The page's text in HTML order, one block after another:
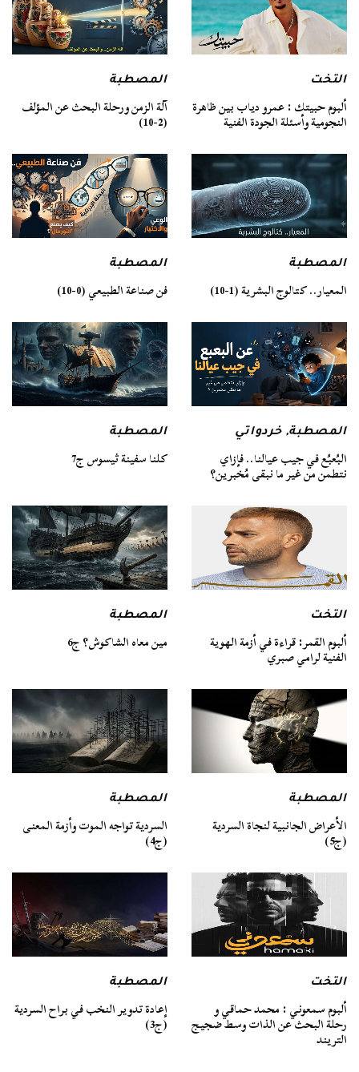
التخت
ألبوم حبيتك : عمرو دياب بين ظاهرة
النجومية وأسئلة الجودة الفنية
المصطبة
آلة الزمن ورحلة البحث عن المؤلف
(2-10)
المصطبة
المعيار.. كتالوج البشرية (1-10)
المصطبة
فن صناعة الطبيعي (0-10)
المصطبة,خردواتي
البُعبُع في جيب عيالنا.. فإزاي
نتطمن من غير ما نبقى مُخبرين؟
المصطبة
كلنا سفينة ثيسوس ج7
التخت
ألبوم القمر: قراءة في أزمة الهوية
الفنية لرامي صبري
المصطبة
مين معاه الشاكوش؟ ج6
المصطبة
الأعراض الجانبية لنجاة السردية
(ج5)
المصطبة
السردية تواجه الموت وأزمة المعنى
(ج4)
التخت
ألبوم سمعوني : محمد حماقي و
رحلة البحث عن الذات وسط ضجيج
التريند
المصطبة
إعادة تدوير النخب في براح السردية
(ج3)